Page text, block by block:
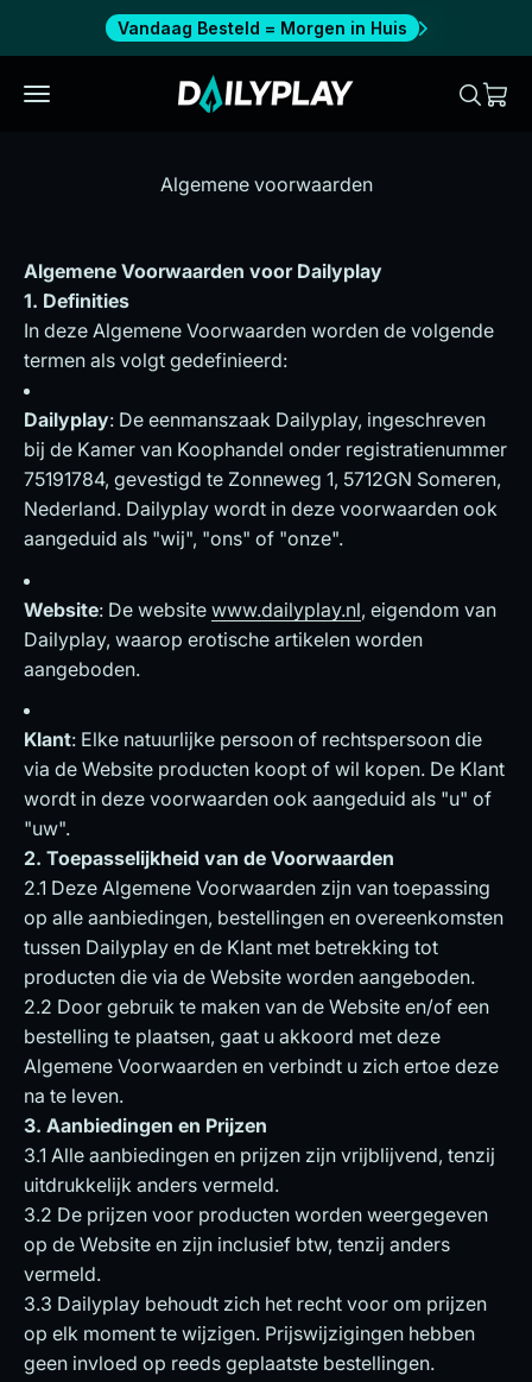
Vandaag Besteld = Morgen in Huis
Menu Dailyplay Zoeken
OVER ONS
Info
Verenigde Staten (USD $)
Nederlands
Algemene voorwaarden
Algemene Voorwaarden voor Dailyplay
1. Definities
In deze Algemene Voorwaarden worden de volgende
termen als volgt gedefinieerd:
Dailyplay: De eenmanszaak Dailyplay, ingeschreven
bij de Kamer van Koophandel onder registratienummer
75191784, gevestigd te Zonneweg 1, 5712GN Someren,
Nederland. Dailyplay wordt in deze voorwaarden ook
aangeduid als "wij", "ons" of "onze".
Website: De website www.dailyplay.nl, eigendom van
Dailyplay, waarop erotische artikelen worden
aangeboden.
Klant: Elke natuurlijke persoon of rechtspersoon die
via de Website producten koopt of wil kopen. De Klant
wordt in deze voorwaarden ook aangeduid als "u" of
"uw".
2. Toepasselijkheid van de Voorwaarden
2.1 Deze Algemene Voorwaarden zijn van toepassing
op alle aanbiedingen, bestellingen en overeenkomsten
tussen Dailyplay en de Klant met betrekking tot
producten die via de Website worden aangeboden.
2.2 Door gebruik te maken van de Website en/of een
bestelling te plaatsen, gaat u akkoord met deze
Algemene Voorwaarden en verbindt u zich ertoe deze
na te leven.
3. Aanbiedingen en Prijzen
3.1 Alle aanbiedingen en prijzen zijn vrijblijvend, tenzij
uitdrukkelijk anders vermeld.
3.2 De prijzen voor producten worden weergegeven
op de Website en zijn inclusief btw, tenzij anders
vermeld.
3.3 Dailyplay behoudt zich het recht voor om prijzen
op elk moment te wijzigen. Prijswijzigingen hebben
geen invloed op reeds geplaatste bestellingen.